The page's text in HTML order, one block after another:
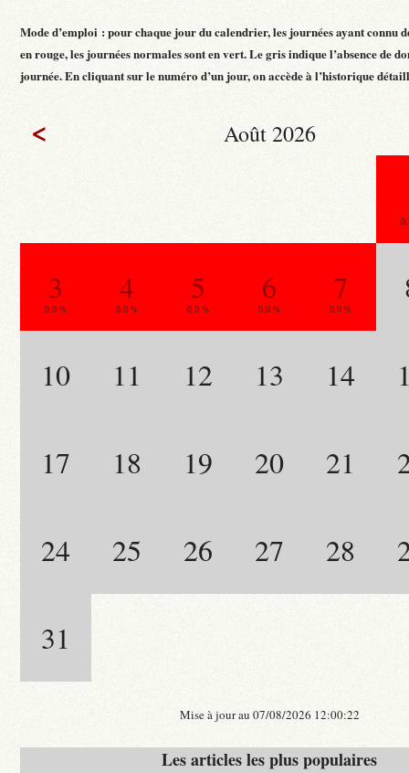
Mode d’emploi : pour chaque jour du calendrier, les journées ayant connu
en rouge, les journées normales sont en vert. Le gris indique l’absence de
journée. En cliquant sur le numéro d’un jour, on accède à l’historique
< Août 2026
3
0.0 %
4
0.0 %
5
0.0 %
6
0.0 %
7
0.0 %
10 11 12 13 14
17 18 19 20 21
24 25 26 27 28
31
Mise à jour au 07/08/2026 12:00:22
Les articles les plus populaires